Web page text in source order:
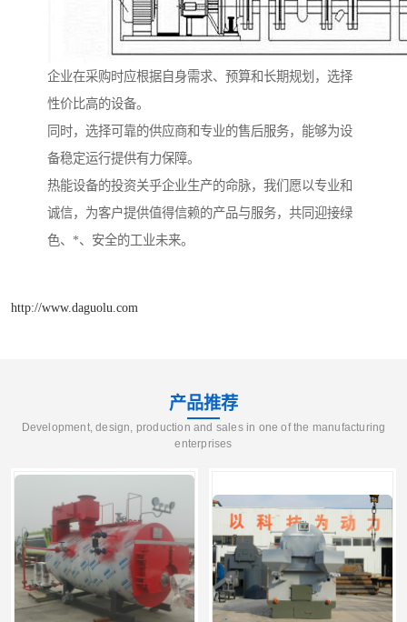
企业在采购时应根据自身需求、预算和长期规划，选择
性价比高的设备。
同时，选择可靠的供应商和专业的售后服务，能够为设
备稳定运行提供有力保障。
热能设备的投资关乎企业生产的命脉，我们愿以专业和
诚信，为客户提供值得信赖的产品与服务，共同迎接绿
色、*、安全的工业未来。
http://www.daguolu.com
产品推荐
Development, design, production and sales in one of the manufacturing
enterprises